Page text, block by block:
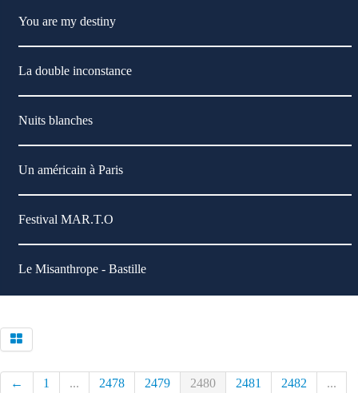
You are my destiny
La double inconstance
Nuits blanches
Un américain à Paris
Festival MAR.T.O
Le Misanthrope - Bastille
← 1 ... 2478 2479 2480 2481 2482 ...